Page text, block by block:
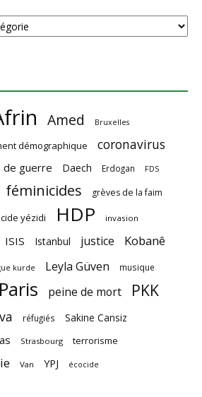
Amed Bruxelles
démographique coronavirus
de guerre Daech Erdogan FDS
féminicides grèves de la faim
yézidi HDP invasion
ISIS Istanbul justice Kobanê
kurde Leyla Güven musique
Paris peine de mort PKK
réfugiés Sakine Cansiz
Strasbourg terrorisme
Van YPJ écocide